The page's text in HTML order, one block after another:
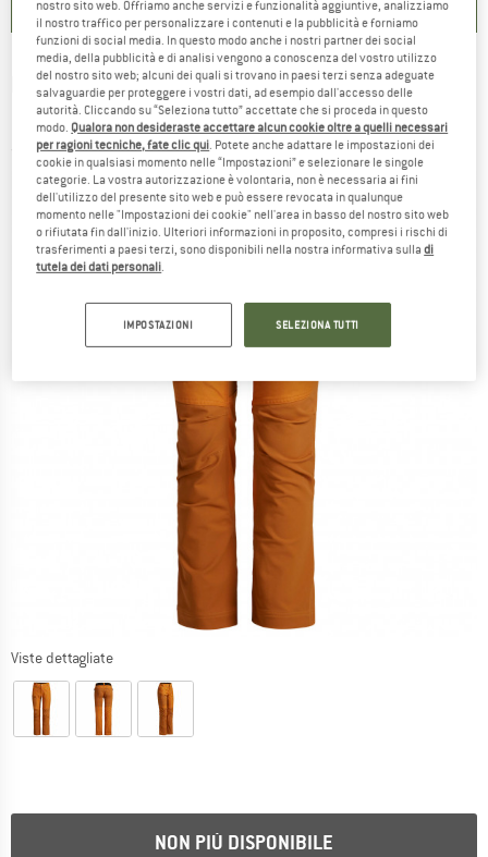
LUNDHAGS -Kid's Fulu Stretch Hybrid Pant -
Pantaloni da trekking
(0)
Viste dettagliate
NON PIÙ DISPONIBILE
nostro sito web. Offriamo anche servizi e funzionalità aggiuntive, analizziamo
il nostro traffico per personalizzare i contenuti e la pubblicità e forniamo
funzioni di social media. In questo modo anche i nostri partner dei social
media, della pubblicità e di analisi vengono a conoscenza del vostro utilizzo
del nostro sito web; alcuni dei quali si trovano in paesi terzi senza adeguate
salvaguardie per proteggere i vostri dati, ad esempio dall'accesso delle
autorità. Cliccando su “Seleziona tutto” accettate che si proceda in questo
modo. Qualora non desideraste accettare alcun cookie oltre a quelli necessari
per ragioni tecniche, fate clic qui. Potete anche adattare le impostazioni dei
cookie in qualsiasi momento nelle “Impostazioni” e selezionare le singole
categorie. La vostra autorizzazione è volontaria, non è necessaria ai fini
dell'utilizzo del presente sito web e può essere revocata in qualunque
momento nelle "Impostazioni dei cookie" nell'area in basso del nostro sito web
o rifiutata fin dall'inizio. Ulteriori informazioni in proposito, compresi i rischi di
trasferimenti a paesi terzi, sono disponibili nella nostra informativa sulladi
tutela dei dati personali.
IMPOSTAZIONI SELEZIONA TUTTI